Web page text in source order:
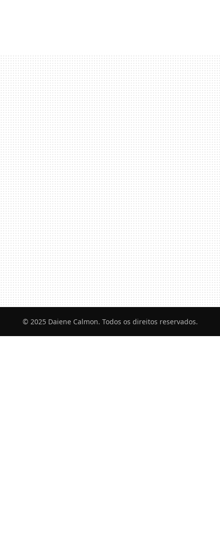
© 2025 Daiene Calmon. Todos os direitos reservados.